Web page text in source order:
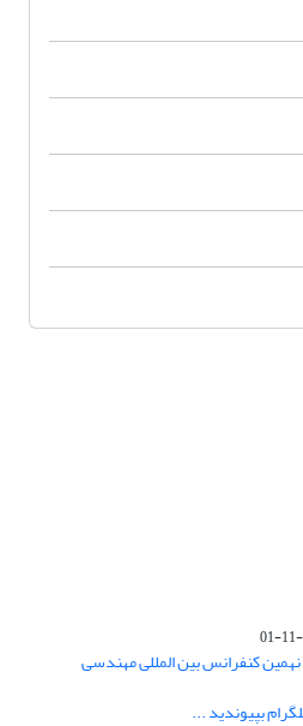
کنفرانس بین المللی مهندسی
بپیوندید ...